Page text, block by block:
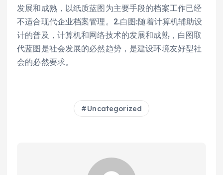
发展和成熟，以纸质蓝图为主要手段的档案工作已经
不适合现代企业档案管理。2.白图:随着计算机辅助设
计的普及，计算机和网络技术的发展和成熟，白图取
代蓝图是社会发展的必然趋势，是建设环境友好型社
会的必然要求。
Uncategorized